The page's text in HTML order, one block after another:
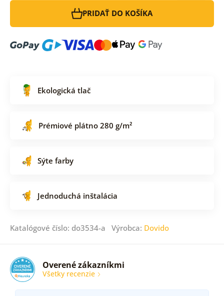
PRIDAŤ DO KOŠÍKA
Ekologická tlač
Prémiové plátno 280 g/m²
Sýte farby
Jednoduchá inštalácia
Katalógové číslo: do3534-a Výrobca: Dovido
Overené zákazníkmi
Všetky recenzie